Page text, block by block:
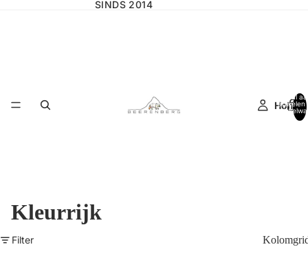
SINDS 2014
Home
Totaal
artikelen
Kleurrijk
Filter